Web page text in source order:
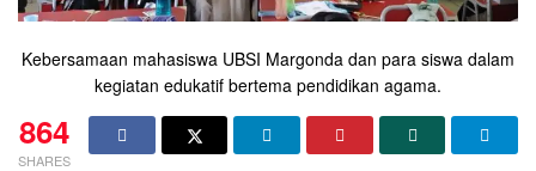
Kebersamaan mahasiswa UBSI Margonda dan para siswa dalam
kegiatan edukatif bertema pendidikan agama.
864
SHARES